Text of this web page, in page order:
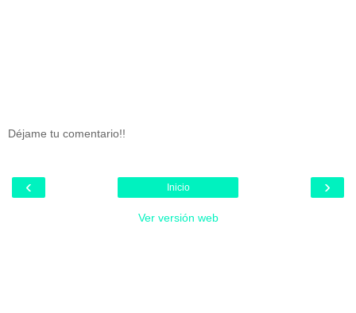
Déjame tu comentario!!
‹ ›
Inicio
Ver versión web